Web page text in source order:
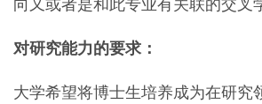
对研究能力的要求：
大学希望将博士生培养成为在研究